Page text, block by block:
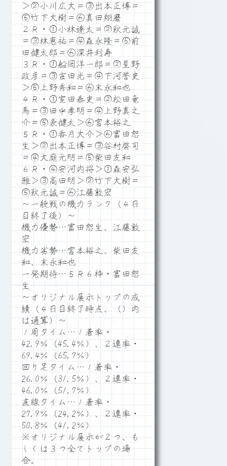
＞②小川広大＝③出本正博＝
⑤竹下大樹＝⑥真田翔磨
２Ｒ・①小林遼太＝②秋元誠
＝③林恵祐＝④森永隆＝⑤前
田健太郎＝⑥深井利寿
３Ｒ・①船岡洋一郎＝②星野
政彦＝③吉田光＝④下河誉史
＞⑤上野秀和＝⑥末永和也
４Ｒ・①室田泰史＝②松田竜
馬＝③田中孝明＝④上野真之
介＝⑤表健太＞⑥宮本裕之
５Ｒ・①香月大介＞⑥富田恕
生＞②出本正博＝③谷村啓司
＝④大庭元明＝⑤柴田友和
６Ｒ・④安河内将＞①森安弘
雅＞③高田明＞②竹下大樹＝
⑤秋元誠＝⑥江藤敦宏
～一般戦の機力ランク（４日
目終了後）～
機力優勢…富田恕生、江藤敦
宏
機力劣勢…宮本裕之、柴田友
和、末永和也
一発期待…５Ｒ６枠・富田恕
生
～オリジナル展示トップの成
績（４日目終了時点、（）内
は通算）～
１周タイム…１着率・
42.9％（45.4％）、２連率・
69.4％（65.7％）
回り足タイム…１着率・
26.0％（31.5％）、２連率・
46.0％（51.7％）
直線タイム…１着率・
27.9％（24.2％）、２連率・
50.8％（41.2％）
※オリジナル展示が２つ、も
しくは３つ全てトップの場
合。